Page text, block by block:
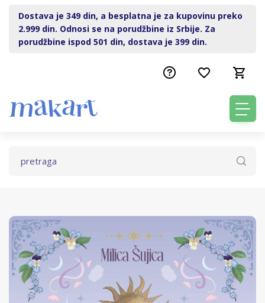
Dostava je 349 din, a besplatna je za kupovinu preko
2.999 din. Odnosi se na porudžbine iz Srbije. Za
porudžbine ispod 501 din, dostava je 399 din.